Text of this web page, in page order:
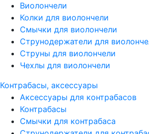
Виолончели
Колки для виолончели
Смычки для виолончели
Струнодержатели для
Струны для виолончели
Чехлы для виолончели
Контрабасы, аксессуары
Аксессуары для контрабасов
Контрабасы
Смычки для контрабаса